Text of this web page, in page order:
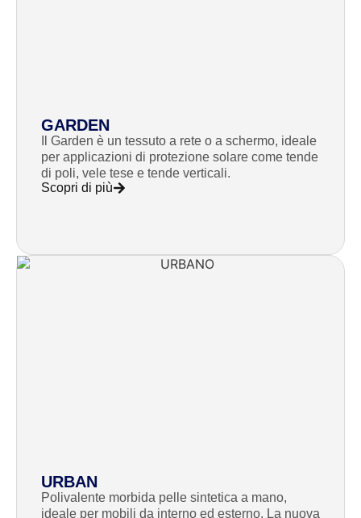
GARDEN
Il Garden è un tessuto a rete o a schermo, ideale
per applicazioni di protezione solare come tende
di poli, vele tese e tende verticali.
Scopri di più
URBAN
Polivalente morbida pelle sintetica a mano,
ideale per mobili da interno ed esterno. La nuova